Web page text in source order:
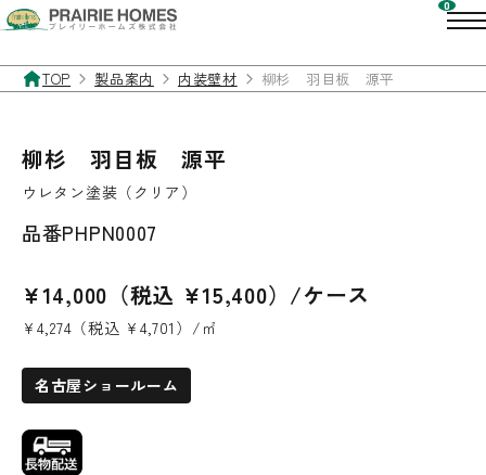
TOP 製品案内 内装壁材 柳杉 羽目板 源平
柳杉 羽目板 源平
ウレタン塗装（クリア）
品番PHPN0007
¥14,000（税込 ¥15,400）/ケース
¥4,274（税込 ¥4,701）/㎡
名古屋ショールーム